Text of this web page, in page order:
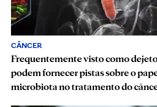
CÂNCER
Frequentemente visto como
podem fornecer pistas sobre o
microbiota no tratamento do